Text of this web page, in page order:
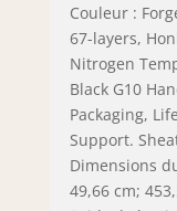
Couleur :
67-layers,
Nitrogen
Black G10
Packaging,
Support.
Dimensions
49,66 cm;